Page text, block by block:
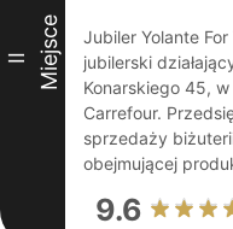
II Miejsce
Jubiler Yolante
jubilerski
Konarskiego 45,
Carrefour.
sprzedaży
obejmującej
9.6